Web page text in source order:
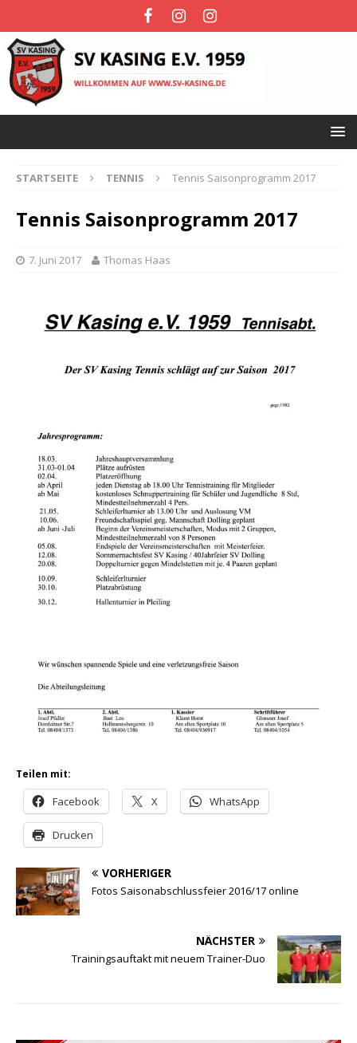
STARTSEITE TENNIS Tennis Saisonprogramm 2017
Tennis Saisonprogramm 2017
7. Juni 2017 Thomas Haas
Teilen mit:
Facebook X WhatsApp
Drucken
VORHERIGER
Fotos Saisonabschlussfeier 2016/17 online
NÄCHSTER
Trainingsauftakt mit neuem Trainer-Duo